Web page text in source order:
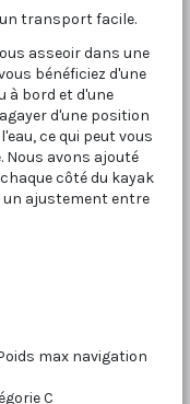
transport facile.
asseoir dans une
bénéficiez d'une
à bord et d'une
d'une position
ce qui peut vous
Nous avons ajouté
côté du kayak
un ajustement entre
max navigation
C